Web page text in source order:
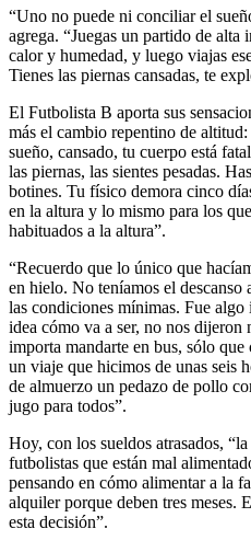
“Uno no puede ni conciliar el
agrega. “Juegas un partido de
calor y humedad, y luego viajas
Tienes las piernas cansadas, te
El Futbolista B aporta sus
más el cambio repentino de
sueño, cansado, tu cuerpo está
las piernas, las sientes pesadas.
botines. Tu físico demora cinco
en la altura y lo mismo para los
habituados a la altura”.
“Recuerdo que lo único que
en hielo. No teníamos el descanso
las condiciones mínimas. Fue
idea cómo va a ser, no nos dijeron
importa mandarte en bus, sólo
un viaje que hicimos de unas seis
de almuerzo un pedazo de pollo
jugo para todos”.
Hoy, con los sueldos atrasados,
futbolistas que están mal
pensando en cómo alimentar a la
alquiler porque deben tres meses.
esta decisión”.